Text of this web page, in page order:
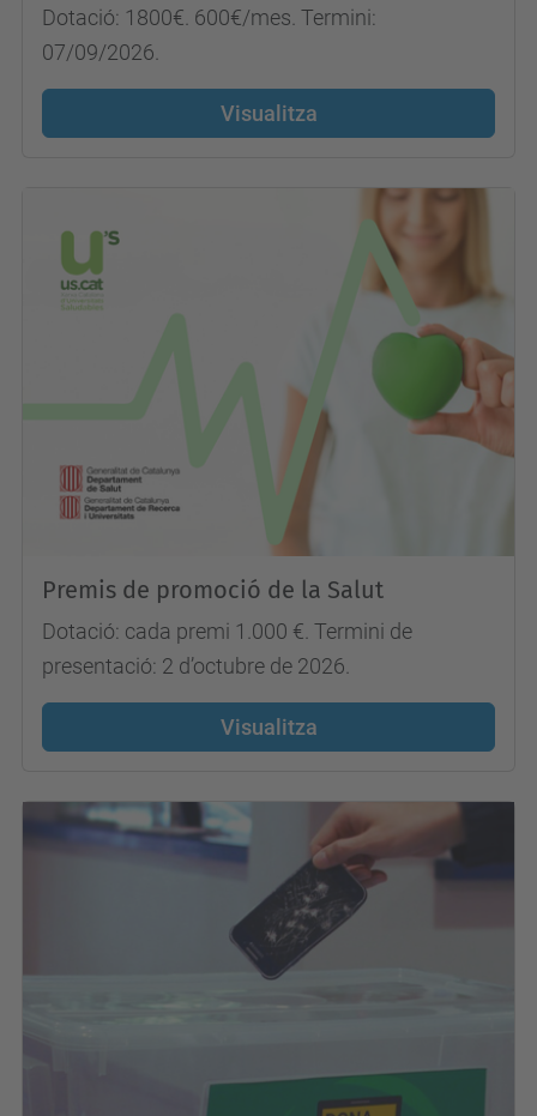
Dotació: 1800€. 600€/mes. Termini:
07/09/2026.
Visualitza
Premis de promoció de la Salut
Dotació: cada premi 1.000 €. Termini de
presentació: 2 d’octubre de 2026.
Visualitza